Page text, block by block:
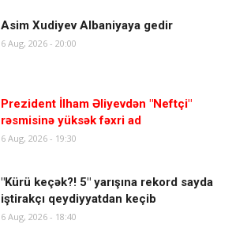
Asim Xudiyev Albaniyaya gedir
6 Aug, 2026 - 20:00
Prezident İlham Əliyevdən "Neftçi"
rəsmisinə yüksək fəxri ad
6 Aug, 2026 - 19:30
"Kürü keçək?! 5" yarışına rekord sayda
iştirakçı qeydiyyatdan keçib
6 Aug, 2026 - 18:40